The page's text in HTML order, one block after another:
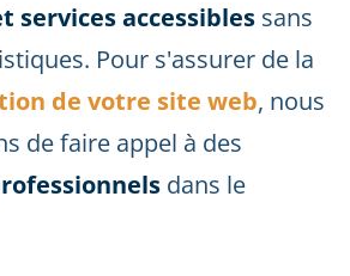
services accessibles sans
Pour s'assurer de la
de votre site web, nous
de faire appel à des
dans le